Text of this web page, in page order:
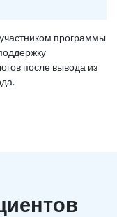
программы
после вывода из